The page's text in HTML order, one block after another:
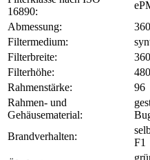
16890:
Abmessung:
Filtermedium:
Filterbreite:
Filterhöhe:
Rahmenstärke:
96
Rahmen- und
Gehäusematerial:
Brandverhalten:
F1